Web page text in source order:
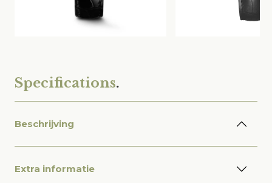
Specifications.
Beschrijving
Extra informatie